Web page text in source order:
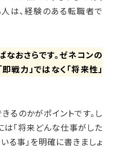
は、経験のある転職者で
おさらです。ゼネコンの
戦力」ではなく「将来性」
るのかがポイントです。し
は「将来どんな仕事がした
る事」を明確に書きましょ